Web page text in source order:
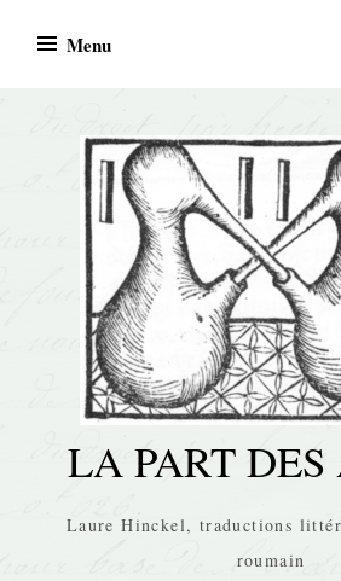
Menu
LA PART DES
Laure Hinckel, traductions
roumain